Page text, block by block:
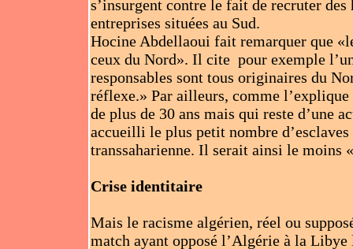
s’insurgent contre le fait de recruter
entreprises situées au Sud.
Hocine Abdellaoui fait remarquer que
ceux du Nord». Il cite pour exemple
responsables sont tous originaires du
réflexe.» Par ailleurs, comme
de plus de 30 ans mais qui reste d’une
accueilli le plus petit nombre
transsaharienne. Il serait ainsi le moins
Crise identitaire
Mais le racisme algérien, réel ou
match ayant opposé l’Algérie à la